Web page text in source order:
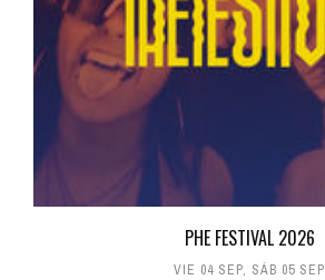
PHE FESTIVAL 2026
VIE 04 SEP, SÁB 05 SEP